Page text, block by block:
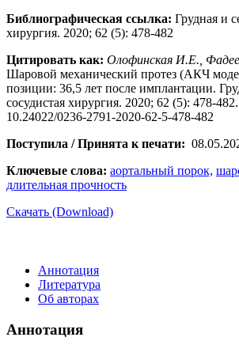
Библиографическая ссылка: Грудная и
хирургия. 2020; 62 (5): 478-482
Цитировать как: Олофинская И.Е.,
Шаровой механический протез (АКЧ
позиции: 36,5 лет после имплантации.
сосудистая хирургия. 2020; 62 (5): 478-
10.24022/0236-2791-2020-62-5-478-482
Поступила / Принята к печати:
Ключевые слова: аортальный порок,
длительная прочность
Скачать (Download)
Аннотация
Литература
Об авторах
Аннотация